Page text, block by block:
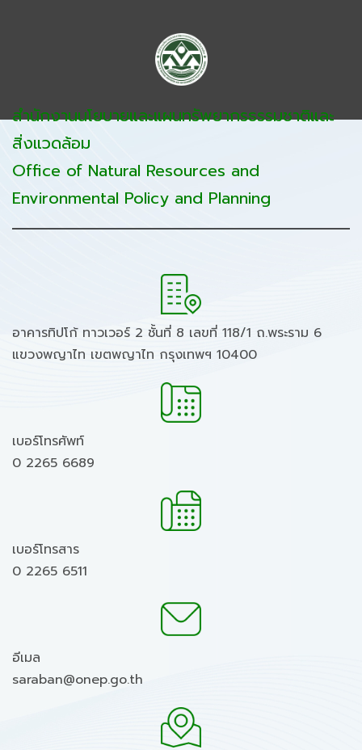
สำนักงานนโยบายและแผนทรัพยากรธรรมชาติและ
สิ่งแวดล้อม
Office of Natural Resources and
Environmental Policy and Planning
อาคารทิปโก้ ทาวเวอร์ 2 ชั้นที่ 8 เลขที่ 118/1 ถ.พระราม 6
แขวงพญาไท เขตพญาไท กรุงเทพฯ 10400
เบอร์โทรศัพท์
0 2265 6689
เบอร์โทรสาร
0 2265 6511
อีเมล
saraban@onep.go.th